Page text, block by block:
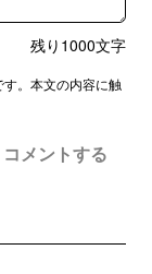
残り 1000文字
。本文の内容に触
コメントする